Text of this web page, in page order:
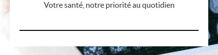
Votre santé, notre priorité au quotidien